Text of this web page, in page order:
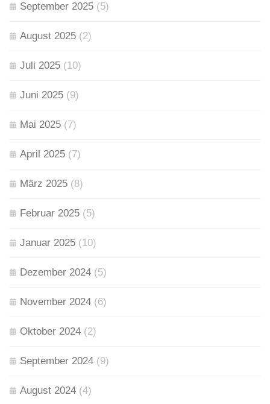
September 2025 (5)
August 2025 (2)
Juli 2025 (10)
Juni 2025 (9)
Mai 2025 (7)
April 2025 (7)
März 2025 (8)
Februar 2025 (5)
Januar 2025 (10)
Dezember 2024 (5)
November 2024 (6)
Oktober 2024 (2)
September 2024 (9)
August 2024 (4)